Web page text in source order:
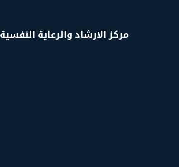
مركز الارشاد والرعاية النفسية